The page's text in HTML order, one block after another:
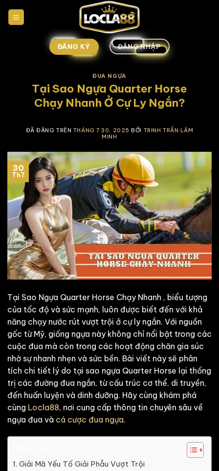
đến
ĐĂNG KÝ ĐĂNG NHẬP
ĐUA NGỰA
Tại Sao Ngựa Quarter Horse
Chạy Nhanh Ở Cự Ly Ngắn?
ĐÃ ĐĂNG TRÊN THÁNG 7 30, 2025 BỞI TRINH TRẦN LÂM
MINH
30
Th7
Tại Sao Ngựa Quarter Horse Chạy Nhanh , biểu tượng
của tốc độ và sức mạnh, luôn được biết đến với khả
năng chạy nước rút vượt trội ở cự ly ngắn. Với nguồn
gốc từ Mỹ, giống ngựa này không chỉ nổi bật trong các
cuộc đua mà còn trong các hoạt động chăn gia súc
nhờ sự nhanh nhẹn và sức bền. Bài viết này sẽ phân
tích chi tiết lý do tại sao ngựa Quarter Horse lại thống
trị các đường đua ngắn, từ cấu trúc cơ thể, di truyền,
đến huấn luyện và dinh dưỡng. Hãy cùng khám phá
cùng Locla88, nơi cung cấp thông tin chuyên sâu về
ngựa đua và cá cược đua ngựa.
Giải Mã Yếu Tố Giải Phẫu Vượt Trội